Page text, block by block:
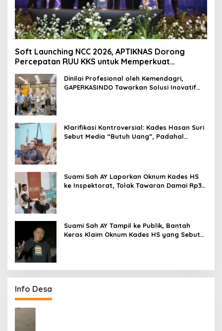
Soft Launching NCC 2026, APTIKNAS Dorong
Percepatan RUU KKS untuk Memperkuat
Kedaulatan Digital Indonesia
Dinilai Profesional oleh Kemendagri,
GAPERKASINDO Tawarkan Solusi Inovatif
Klarifikasi Kontroversial: Kades Hasan Suri
Sebut Media “Butuh Uang”, Padahal
Suami Sah AY Laporkan Oknum Kades HS
ke Inspektorat, Tolak Tawaran Damai Rp3
Suami Sah AY Tampil ke Publik, Bantah
Keras Klaim Oknum Kades HS yang Sebut
Info Desa